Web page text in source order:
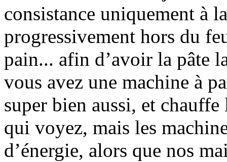
consistance uniquement à
progressivement hors du
pain... afin d’avoir la pâte
vous avez une machine à
super bien aussi, et
qui voyez, mais les
d’énergie, alors que nos